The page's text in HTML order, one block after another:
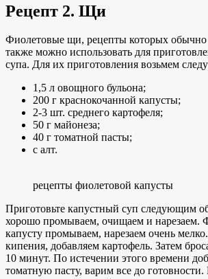
Рецепт 2. Щи
Фиолетовые щи, рецепты которых обычно
также можно использовать для
супа. Для их приготовления возьмем
1,5 л овощного бульона;
200 г краснокочанной капусты;
2-3 шт. среднего картофеля;
50 г майонеза;
40 г томатной пасты;
с алт.
рецепты фиолетовой капусты
Приготовьте капустный суп следующим
хорошо промываем, очищаем и нарезаем.
капусту промываем, нарезаем очень
кипения, добавляем картофель. Затем
10 минут. По истечении этого времени
томатную пасту, варим все до